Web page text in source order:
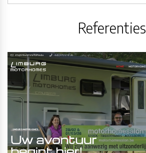
Referenties